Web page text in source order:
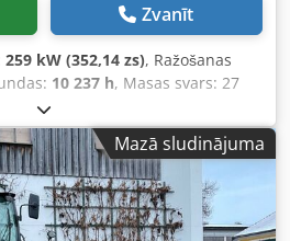
Zvanīt
259 kW (352,14 zs), Ražošanas
10 237 h, Masas svars: 27
ar Emal Jaweed, lai iegūtu vairāk
/ Wheel Loader, Case 1121F,
darba stundas: 10 237 h,
2 990 mm, augstums: 3 570
pilnā masa: 27 024 kg, dzinējs:
kW, kondicionieris, svari, papildu
Mazā sludinājuma